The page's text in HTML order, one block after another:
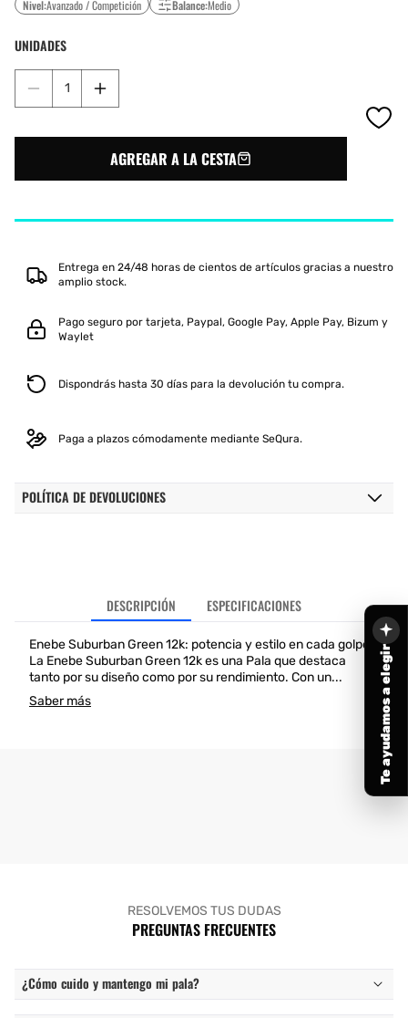
Nivel:Avanzado / Competición Balance:Medio
UNIDADES
Reducir
cantidad
GREEN
Aumentar
cantidad
SUBURBAN
GREEN
AGREGAR A LA CESTA
Entrega en 24/48 horas de cientos de artículos gracias a nuestro
amplio stock.
Pago seguro por tarjeta, Paypal, Google Pay, Apple Pay, Bizum y
Waylet
Dispondrás hasta 30 días para la devolución tu compra.
Paga a plazos cómodamente mediante SeQura.
POLÍTICA DE DEVOLUCIONES
DESCRIPCIÓN ESPECIFICACIONES
Enebe Suburban Green 12k: potencia y estilo en cada golpe
La Enebe Suburban Green 12k es una Pala que destaca
tanto por su diseño como por su rendimiento. Con un...
Saber más
RESOLVEMOS TUS DUDAS
PREGUNTAS FRECUENTES
¿Cómo cuido y mantengo mi pala?
Te ayudamos a elegir